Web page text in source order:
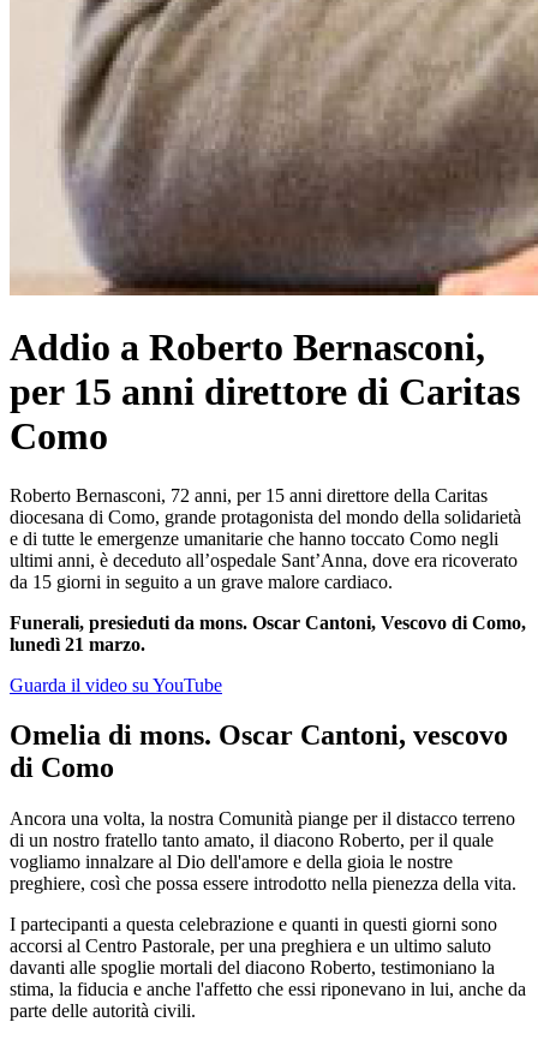
Addio a Roberto Bernasconi,
per 15 anni direttore di Caritas
Como
Roberto Bernasconi, 72 anni, per 15 anni direttore della Caritas
diocesana di Como, grande protagonista del mondo della solidarietà
e di tutte le emergenze umanitarie che hanno toccato Como negli
ultimi anni, è deceduto all’ospedale Sant’Anna, dove era ricoverato
da 15 giorni in seguito a un grave malore cardiaco.
Funerali, presieduti da mons. Oscar Cantoni, Vescovo di Como,
lunedì 21 marzo.
Guarda il video su YouTube
Omelia di mons. Oscar Cantoni, vescovo
di Como
Ancora una volta, la nostra Comunità piange per il distacco terreno
di un nostro fratello tanto amato, il diacono Roberto, per il quale
vogliamo innalzare al Dio dell'amore e della gioia le nostre
preghiere, così che possa essere introdotto nella pienezza della vita.
I partecipanti a questa celebrazione e quanti in questi giorni sono
accorsi al Centro Pastorale, per una preghiera e un ultimo saluto
davanti alle spoglie mortali del diacono Roberto, testimoniano la
stima, la fiducia e anche l'affetto che essi riponevano in lui, anche da
parte delle autorità civili.